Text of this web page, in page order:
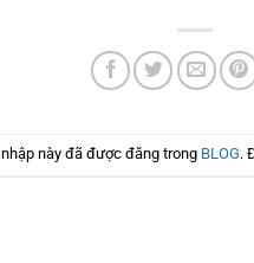
này đã được đăng trong BLOG.